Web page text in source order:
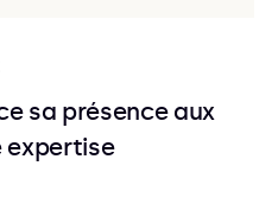
sa présence aux
expertise